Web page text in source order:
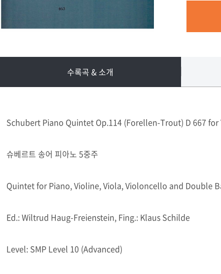
수록곡 & 소개
Schubert Piano Quintet Op.114 (Forellen-Trout) D 667
슈베르트 송어 피아노 5중주
Quintet for Piano, Violine, Viola, Violoncello and Double
Ed.: Wiltrud Haug-Freienstein, Fing.: Klaus Schilde
Level: SMP Level 10 (Advanced)